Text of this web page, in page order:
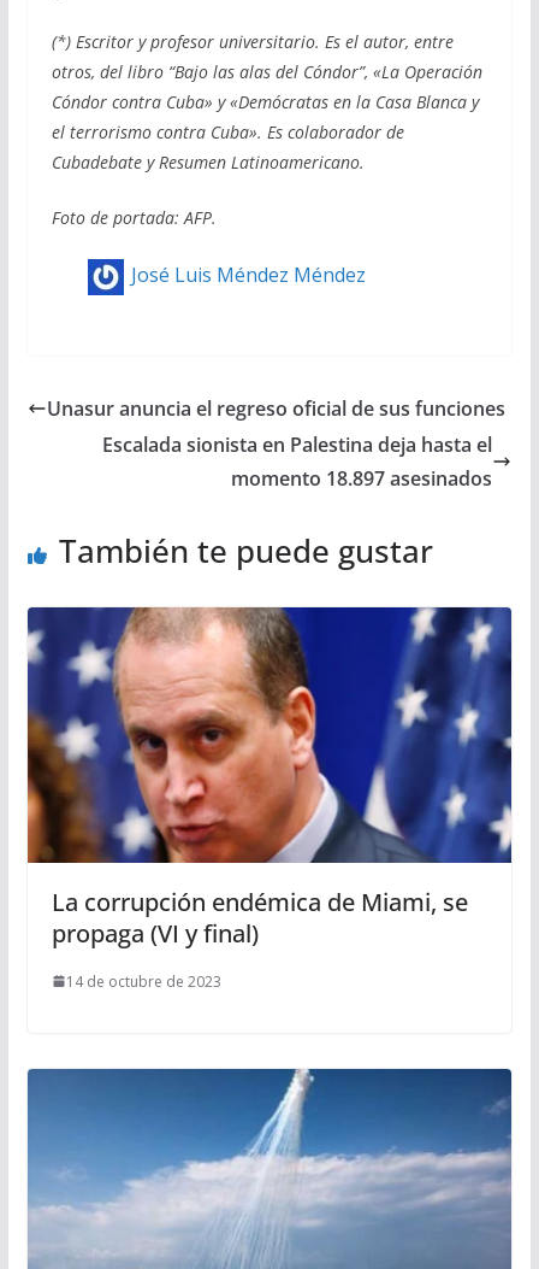
(*) Escritor y profesor universitario. Es el autor, entre
otros, del libro “Bajo las alas del Cóndor”, «La Operación
Cóndor contra Cuba» y «Demócratas en la Casa Blanca y
el terrorismo contra Cuba». Es colaborador de
Cubadebate y Resumen Latinoamericano.
Foto de portada: AFP.
José Luis Méndez Méndez
Unasur anuncia el regreso oficial de sus funciones
Escalada sionista en Palestina deja hasta el
momento 18.897 asesinados
También te puede gustar
La corrupción endémica de Miami, se
propaga (VI y final)
14 de octubre de 2023